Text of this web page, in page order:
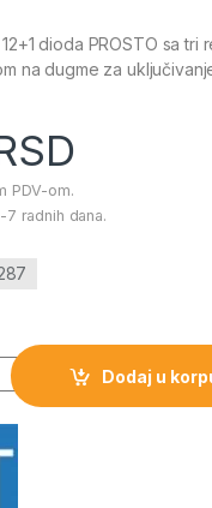
dioda PROSTO sa tri
na dugme za
PDV-om.
radnih dana.
12+1 dioda PROSTO
Dodaj u